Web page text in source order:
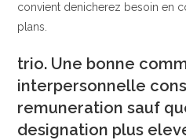
convient denicherez besoin en
plans.
trio. Une bonne
interpersonnelle
remuneration sauf
designation plus